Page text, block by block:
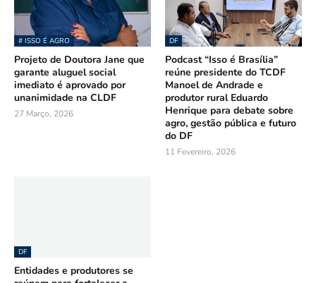
# ISSO É AGRO
Projeto de Doutora Jane que
garante aluguel social
imediato é aprovado por
unanimidade na CLDF
27 Março, 2026
DF
Podcast “Isso é Brasília”
reúne presidente do TCDF
Manoel de Andrade e
produtor rural Eduardo
Henrique para debate sobre
agro, gestão pública e futuro
do DF
11 Fevereiro, 2026
DF
Entidades e produtores se